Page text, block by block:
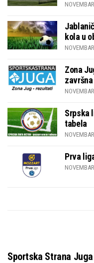
kola u
Zona
Srpska
tabela
Prva
Sportska Strana Juga